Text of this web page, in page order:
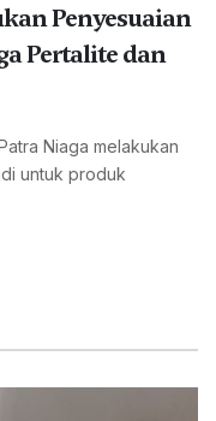
Penyesuaian
Pertalite dan
Niaga melakukan
untuk produk